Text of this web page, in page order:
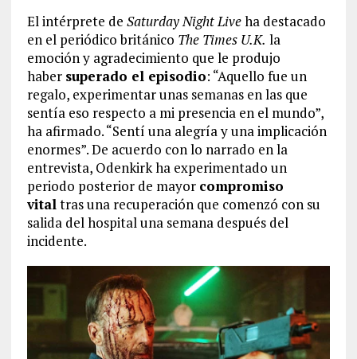
El intérprete de Saturday Night Liveha destacado
en el periódico británico The Times U.K. la
emoción y agradecimiento que le produjo
haber superado el episodio: “Aquello fue un
regalo, experimentar unas semanas en las que
sentía eso respecto a mi presencia en el mundo”,
ha afirmado. “Sentí una alegría y una implicación
enormes”. De acuerdo con lo narrado en la
entrevista, Odenkirk ha experimentado un
periodo posterior de mayor compromiso
vitaltras una recuperación que comenzó con su
salida del hospital una semana después del
incidente.